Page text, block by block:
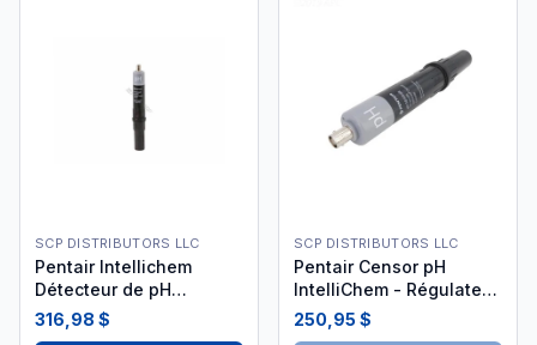
SCP DISTRIBUTORS LLC
Pentair Intellichem
Détecteur de pH
(522186)
316,98 $
SCP DISTRIBUTORS LLC
Pentair Censor pH
IntelliChem - Régulateur
Automatisé
250,95 $